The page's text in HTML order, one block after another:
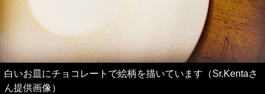
白いお皿にチョコレートで絵柄を描いています（Sr.Kentaさ
ん提供画像）